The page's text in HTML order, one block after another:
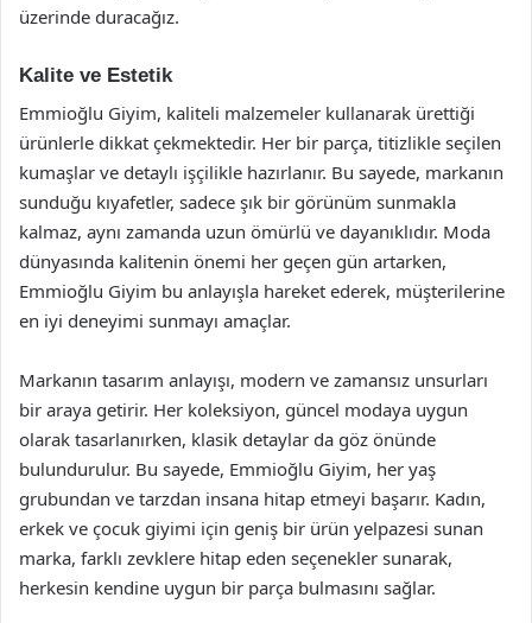
üzerinde duracağız.
Kalite ve Estetik
Emmioğlu Giyim, kaliteli malzemeler kullanarak ürettiği
ürünlerle dikkat çekmektedir. Her bir parça, titizlikle seçilen
kumaşlar ve detaylı işçilikle hazırlanır. Bu sayede, markanın
sunduğu kıyafetler, sadece şık bir görünüm sunmakla
kalmaz, aynı zamanda uzun ömürlü ve dayanıklıdır. Moda
dünyasında kalitenin önemi her geçen gün artarken,
Emmioğlu Giyim bu anlayışla hareket ederek, müşterilerine
en iyi deneyimi sunmayı amaçlar.
Markanın tasarım anlayışı, modern ve zamansız unsurları
bir araya getirir. Her koleksiyon, güncel modaya uygun
olarak tasarlanırken, klasik detaylar da göz önünde
bulundurulur. Bu sayede, Emmioğlu Giyim, her yaş
grubundan ve tarzdan insana hitap etmeyi başarır. Kadın,
erkek ve çocuk giyimi için geniş bir ürün yelpazesi sunan
marka, farklı zevklere hitap eden seçenekler sunarak,
herkesin kendine uygun bir parça bulmasını sağlar.